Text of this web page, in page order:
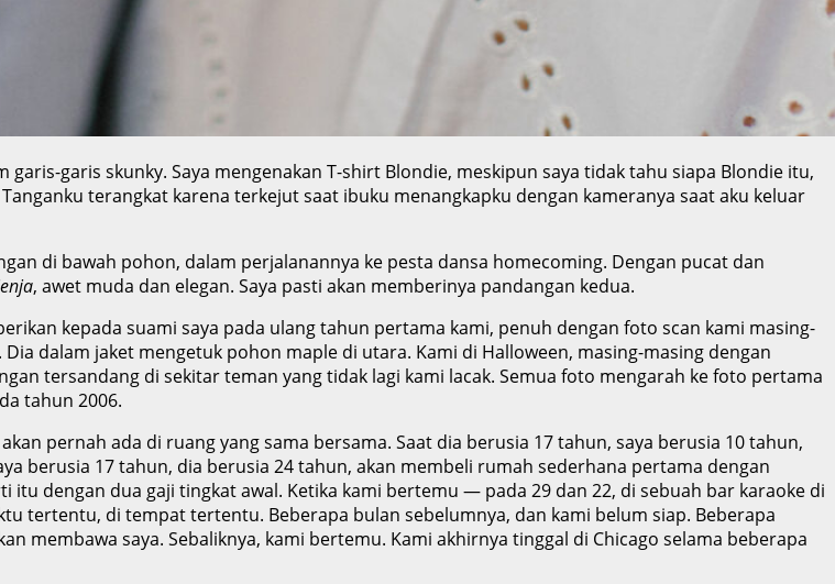
garis skunky. Saya mengenakan T-shirt Blondie, meskipun saya tidak tahu siapa Blondie itu,
terangkat karena terkejut saat ibuku menangkapku dengan kameranya saat aku keluar
di bawah pohon, dalam perjalanannya ke pesta dansa homecoming. Dengan pucat dan
, awet muda dan elegan. Saya pasti akan memberinya pandangan kedua.
kepada suami saya pada ulang tahun pertama kami, penuh dengan foto scan kami masing-
dalam jaket mengetuk pohon maple di utara. Kami di Halloween, masing-masing dengan
tersandang di sekitar teman yang tidak lagi kami lacak. Semua foto mengarah ke foto pertama
tahun 2006.
pernah ada di ruang yang sama bersama. Saat dia berusia 17 tahun, saya berusia 10 tahun,
berusia 17 tahun, dia berusia 24 tahun, akan membeli rumah sederhana pertama dengan
dengan dua gaji tingkat awal. Ketika kami bertemu — pada 29 dan 22, di sebuah bar karaoke di
tertentu, di tempat tertentu. Beberapa bulan sebelumnya, dan kami belum siap. Beberapa
membawa saya. Sebaliknya, kami bertemu. Kami akhirnya tinggal di Chicago selama beberapa